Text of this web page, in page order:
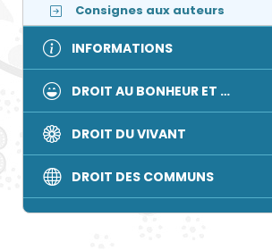
Consignes aux auteurs
INFORMATIONS
DROIT AU BONHEUR ET …
DROIT DU VIVANT
DROIT DES COMMUNS